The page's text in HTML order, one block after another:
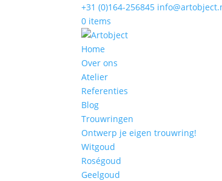
+31 (0)164-256845
0 items
Home
Over ons
Atelier
Referenties
Blog
Trouwringen
Ontwerp je eigen trouwring!
Witgoud
Roségoud
Geelgoud